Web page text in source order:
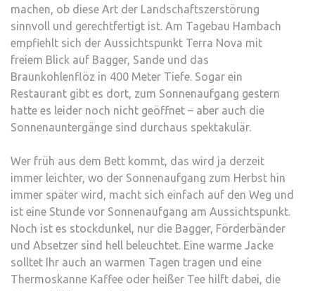
machen, ob diese Art der Landschaftszerstörung
sinnvoll und gerechtfertigt ist. Am Tagebau Hambach
empfiehlt sich der Aussichtspunkt Terra Nova mit
freiem Blick auf Bagger, Sande und das
Braunkohlenflöz in 400 Meter Tiefe. Sogar ein
Restaurant gibt es dort, zum Sonnenaufgang gestern
hatte es leider noch nicht geöffnet – aber auch die
Sonnenauntergänge sind durchaus spektakulär.
Wer früh aus dem Bett kommt, das wird ja derzeit
immer leichter, wo der Sonnenaufgang zum Herbst hin
immer später wird, macht sich einfach auf den Weg und
ist eine Stunde vor Sonnenaufgang am Aussichtspunkt.
Noch ist es stockdunkel, nur die Bagger, Förderbänder
und Absetzer sind hell beleuchtet. Eine warme Jacke
solltet Ihr auch an warmen Tagen tragen und eine
Thermoskanne Kaffee oder heißer Tee hilft dabei, die